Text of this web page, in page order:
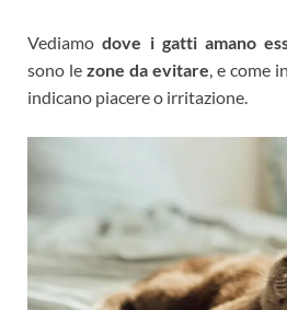
Vediamodove i gatti amano
sono le zone da evitare , e come
indicano piacere o irritazione.